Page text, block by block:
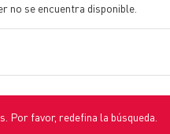
no se encuentra disponible.
Por favor, redefina la búsqueda.